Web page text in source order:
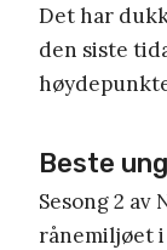
Det har
den siste
Beste
Sesong 2 av
rånemiljøet i